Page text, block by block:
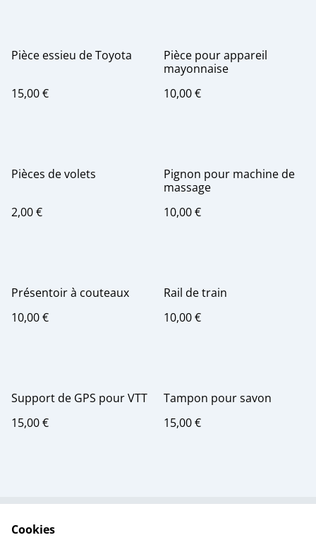
Pièce essieu de Toyota
15,00 €
Pièce pour appareil
mayonnaise
10,00 €
Pièces de volets
2,00 €
Pignon pour machine de
massage
10,00 €
Présentoir à couteaux
10,00 €
Rail de train
10,00 €
Support de GPS pour VTT
15,00 €
Tampon pour savon
15,00 €
Cookies